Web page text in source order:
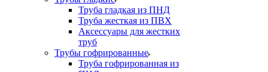
Труба гладкая из ПНД
Труба жесткая из ПВХ
Аксессуары для жестких
труб
Трубы гофрированные
Труба гофрированная из